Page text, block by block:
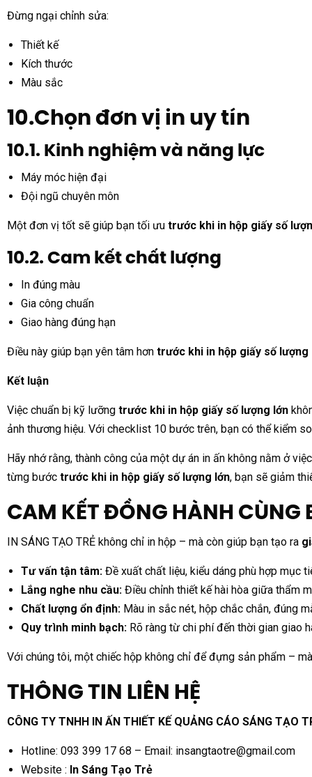
Đừng ngại chỉnh sửa:
Thiết kế
Kích thước
Màu sắc
10.Chọn đơn vị in uy tín
10.1. Kinh nghiệm và năng lực
Máy móc hiện đại
Đội ngũ chuyên môn
Một đơn vị tốt sẽ giúp bạn tối ưu trước khi in hộp giấy số
10.2. Cam kết chất lượng
In đúng màu
Gia công chuẩn
Giao hàng đúng hạn
Điều này giúp bạn yên tâm hơn trước khi in hộp giấy số lượng
Kết luận
Việc chuẩn bị kỹ lưỡng trước khi in hộp giấy số lượng lớn
ảnh thương hiệu. Với checklist 10 bước trên, bạn có thể kiểm
Hãy nhớ rằng, thành công của một dự án in ấn không nằm ở
từng bước trước khi in hộp giấy số lượng lớn, bạn sẽ giảm
CAM KẾT ĐỒNG HÀNH CÙNG
IN SÁNG TẠO TRẺ không chỉ in hộp – mà còn giúp bạn tạo ra
Tư vấn tận tâm: Đề xuất chất liệu, kiểu dáng phù hợp mục
Lắng nghe nhu cầu: Điều chỉnh thiết kế hài hòa giữa thẩm
Chất lượng ổn định: Màu in sắc nét, hộp chắc chắn, đúng
Quy trình minh bạch: Rõ ràng từ chi phí đến thời gian giao
Với chúng tôi, một chiếc hộp không chỉ để đựng sản phẩm –
THÔNG TIN LIÊN HỆ
CÔNG TY TNHH IN ẤN THIẾT KẾ QUẢNG CÁO SÁNG TẠO
Hotline: 093 399 17 68 – Email: insangtaotre@gmail.com
Website : In Sáng Tạo Trẻ